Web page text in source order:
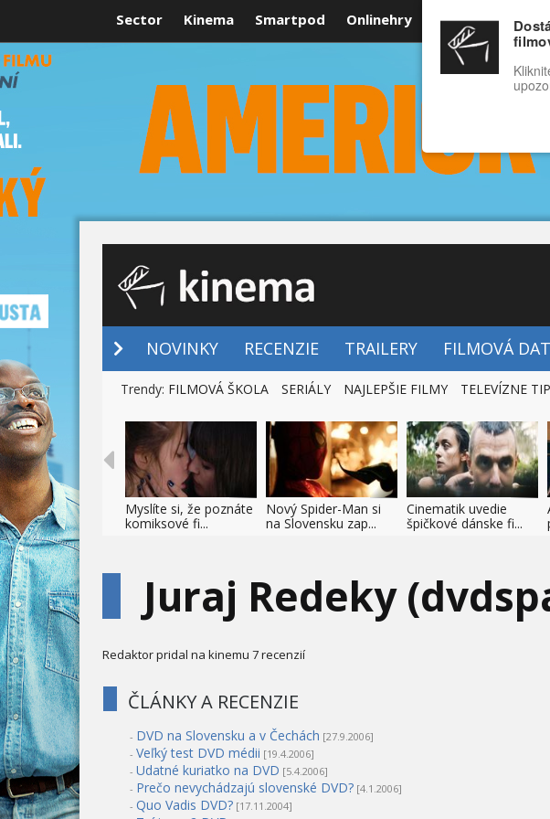
Sector Kinema Smartpod Onlinehry Rozprávky
RECENZIE VIDEÁ
NOVINKY RECENZIE TRAILERY FILMOVÁ
Trendy: FILMOVÁ ŠKOLA SERIÁLY NAJLEPŠIE FILMY TELEVÍZNE
Myslíte si, že poznáte
komiksové fi...
Nový Spider-Man si
na Slovensku zap...
Cinematik uvedie
špičkové dánske fi...
Juraj Redeky
Redaktor pridal na kinemu 7 recenzií
ČLÁNKY A RECENZIE
- DVD na Slovensku a v Čechách [27.9.2006]
- Veľký test DVD médii [19.4.2006]
- Udatné kuriatko na DVD [5.4.2006]
- Prečo nevychádzajú slovenské DVD? [4.1.2006]
- Quo Vadis DVD? [17.11.2004]